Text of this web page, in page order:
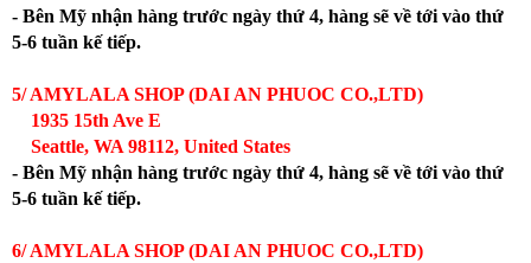
- Bên Mỹ nhận hàng trước ngày thứ 4, hàng sẽ về tới vào thứ
5-6 tuần kế tiếp.
5/ AMYLALA SHOP (DAI AN PHUOC CO.,LTD)
1935 15th Ave E
Seattle, WA 98112, United States
- Bên Mỹ nhận hàng trước ngày thứ 4, hàng sẽ về tới vào thứ
5-6 tuần kế tiếp.
6/ AMYLALA SHOP (DAI AN PHUOC CO.,LTD)